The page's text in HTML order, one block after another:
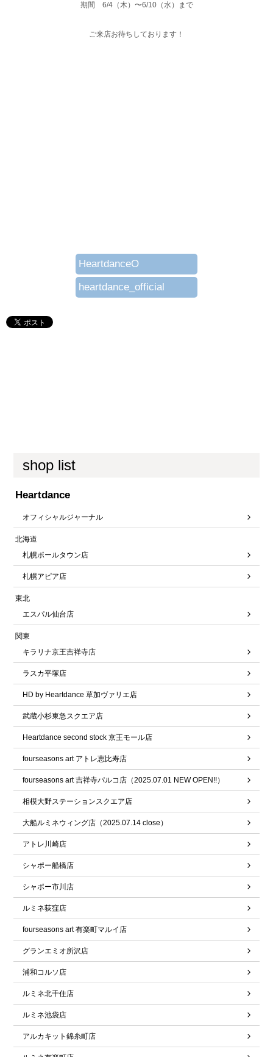
期間 6/4（木）〜6/10（水）まで
ご来店お待ちしております！
HeartdanceO
heartdance_official
shop list
Heartdance
オフィシャルジャーナル
北海道
札幌ポールタウン店
札幌アピア店
東北
エスパル仙台店
関東
キラリナ京王吉祥寺店
ラスカ平塚店
HD by Heartdance 草加ヴァリエ店
武蔵小杉東急スクエア店
Heartdance second stock 京王モール店
fourseasons art アトレ恵比寿店
fourseasons art 吉祥寺パルコ店（2025.07.01 NEW OPEN!!）
相模大野ステーションスクエア店
大船ルミネウィング店（2025.07.14 close）
アトレ川崎店
シャポー船橋店
シャポー市川店
ルミネ荻窪店
fourseasons art 有楽町マルイ店
グランエミオ所沢店
浦和コルソ店
ルミネ北千住店
ルミネ池袋店
アルカキット錦糸町店